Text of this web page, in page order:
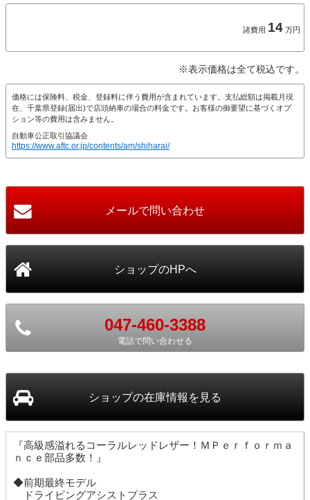
諸費用 14 万円
※表示価格は全て税込です。
価格には保険料、税金、登録料に伴う費用が含まれています。支払総額は掲載月現
在、千葉県登録(届出)で店頭納車の場合の料金です。お客様の御要望に基づくオプ
ション等の費用は含みません。
自動車公正取引協議会
https://www.aftc.or.jp/contents/am/shiharai/
047-460-3388
電話で問い合わせる
ショップの在庫情報を見る
『高級感溢れるコーラルレッドレザー！ＭＰｅｒｆｏｒｍａ
ｎｃｅ部品多数！』
◆前期最終モデル
ドライビングアシストプラス